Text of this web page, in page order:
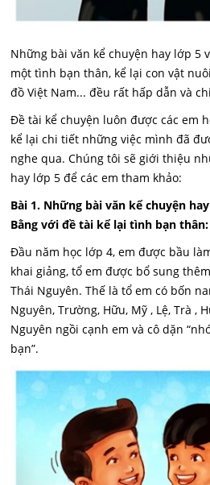
Những bài văn kể chuyện hay lớp 5
một tình bạn thân, kể lại con vật
đồ Việt Nam... đều rất hấp dẫn và
Đề tài kể chuyện luôn được các em
kể lại chi tiết những việc mình đã
nghe qua. Chúng tôi sẽ giới thiệu
hay lớp 5 để các em tham khảo:
Bài 1. Những bài văn kể chuyện
Bằng với đề tài kể lại tình bạn thân:
Đầu năm học lớp 4, em được bầu
khai giảng, tổ em được bổ sung
Thái Nguyên. Thế là tổ em có bốn
Nguyên, Trường, Hữu, Mỹ , Lệ, Trà ,
Nguyên ngồi cạnh em và cô dặn
bạn”.